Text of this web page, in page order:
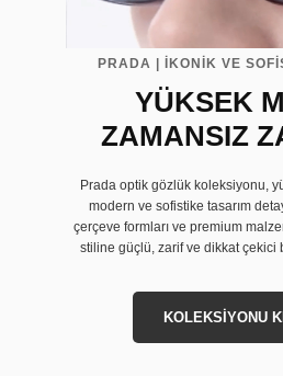
PRADA | İKONİK VE
YÜKSEK
ZAMANSIZ
Prada optik gözlük koleksiyonu,
modern ve sofistike tasarım
çerçeve formları ve premium
stiline güçlü, zarif ve dikkat çekici
KOLEKSİYONU